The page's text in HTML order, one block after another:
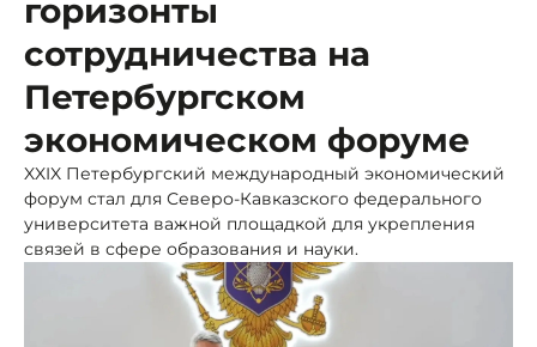
горизонты
сотрудничества на
Петербургском
экономическом форуме
XXIX Петербургский международный экономический
форум стал для Северо-Кавказского федерального
университета важной площадкой для укрепления
связей в сфере образования и науки.